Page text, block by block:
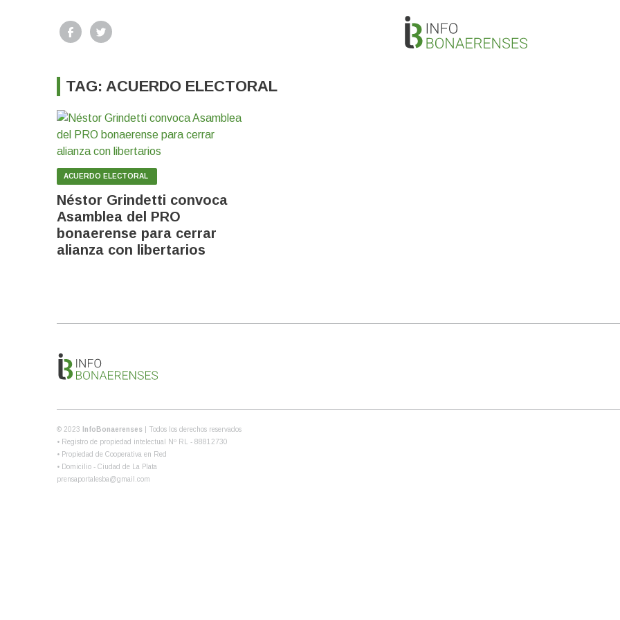
TAG: ACUERDO ELECTORAL
ACUERDO ELECTORAL
Néstor Grindetti convoca
Asamblea del PRO
bonaerense para cerrar
alianza con libertarios
© 2023 InfoBonaerenses
| Todos los derechos reservados
• Registro de propiedad intelectual Nº RL - 88812730
• Propiedad de Cooperativa en Red
• Domicilio - Ciudad de La Plata
prensaportalesba@gmail.com